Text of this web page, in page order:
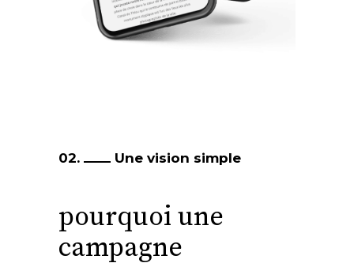
02. Une vision simple
pourquoi une
campagne